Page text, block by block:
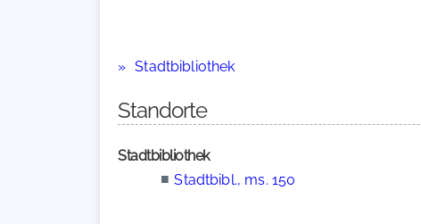
Stadtbibliothek
Standorte
Stadtbibliothek
■ Stadtbibl., ms. 150